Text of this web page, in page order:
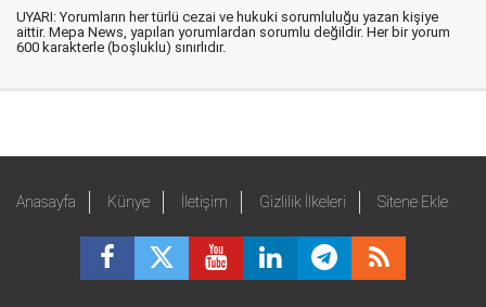
UYARI: Yorumların her türlü cezai ve hukuki sorumluluğu yazan kişiye
aittir. Mepa News, yapılan yorumlardan sorumlu değildir. Her bir yorum
600 karakterle (boşluklu) sınırlıdır.
Anasayfa Künye İletişim Gizlilik İlkeleri Sitene Ekle